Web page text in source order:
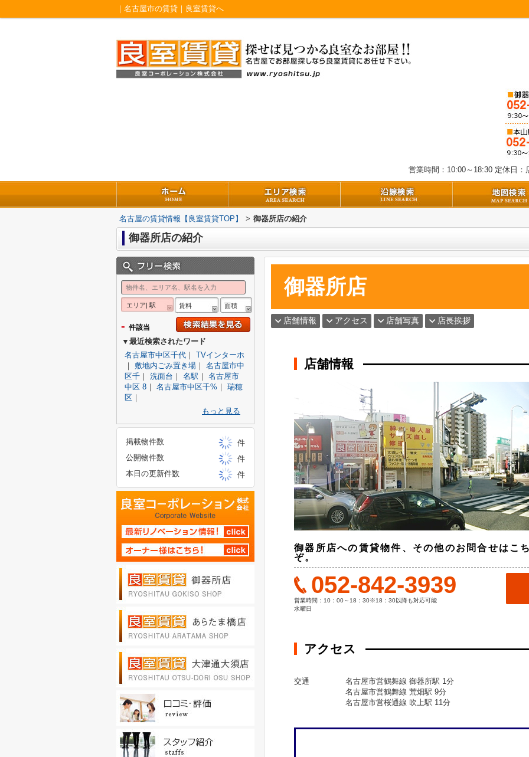
｜名古屋市の賃貸｜良室賃貸へ
営業時間：10:00～18:30 定休日：
名古屋の賃貸情報【良室賃貸TOP】 > 御器所店の紹介
御器所店の紹介
御器所店
店舗情報 アクセス 店舗写真 店長挨拶
店舗情報
御器所店への賃貸物件、その他のお問合せはこ
ぞ。
052-842-3939
営業時間：10：00～18：30※18：30以降も対応可能
水曜日
アクセス
交通
名古屋市営鶴舞線 御器所駅 1分
名古屋市営鶴舞線 荒畑駅 9分
名古屋市営桜通線 吹上駅 11分
エリア| 駅 賃料 面積
- 件該当
▼最近検索されたワード
名古屋市中区千代 ｜ TVインターホ
｜ 敷地内ごみ置き場 ｜ 名古屋市中
区千 ｜ 洗面台 ｜ 名駅 ｜ 名古屋市
中区 8 ｜ 名古屋市中区千% ｜ 瑞穂
区 ｜
もっと見る
掲載物件数
件
公開物件数
件
本日の更新件数
件